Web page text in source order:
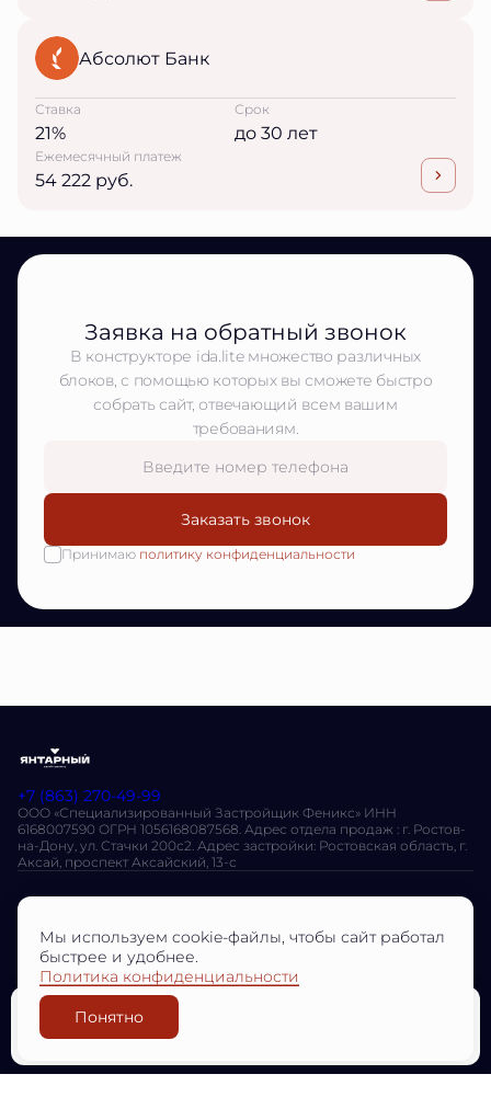
Абсолют Банк
Ставка
21%
Срок
до 30 лет
Ежемесячный платеж
54 222 руб.
Заявка на обратный звонок
В конструкторе ida.lite множество различных
блоков, с помощью которых вы сможете быстро
собрать сайт, отвечающий всем вашим
требованиям.
Заказать звонок
Принимаю политику конфиденциальности
+7 (863) 270-49-99
ООО «Специализированный Застройщик Феникс» ИНН
6168007590 ОГРН 1056168087568. Адрес отдела продаж : г. Ростов-
на-Дону, ул. Стачки 200с2. Адрес застройки: Ростовская область, г.
Аксай, проспект Аксайский, 13-с
О проекте Преимущества
Разработано
© ЖК «Янтарный», 2026
Остались вопросы?
Оставить заявку
Мы используем cookie-файлы, чтобы сайт работал
быстрее и удобнее.
Политика конфиденциальности
Понятно